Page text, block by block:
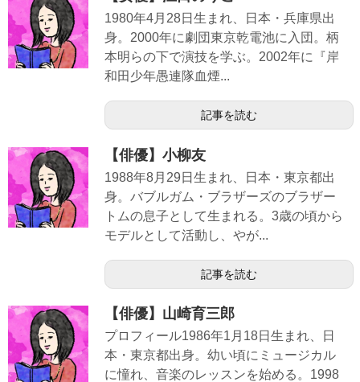
1980年4月28日生まれ、日本・兵庫県出
身。2000年に劇団東京乾電池に入団。柄
本明らの下で演技を学ぶ。2002年に『岸
和田少年愚連隊血煙...
記事を読む
【俳優】小柳友
1988年8月29日生まれ、日本・東京都出
身。バブルガム・ブラザーズのブラザー
トムの息子として生まれる。3歳の頃から
モデルとして活動し、やが...
記事を読む
【俳優】山崎育三郎
プロフィール1986年1月18日生まれ、日
本・東京都出身。幼い頃にミュージカル
に憧れ、音楽のレッスンを始める。1998